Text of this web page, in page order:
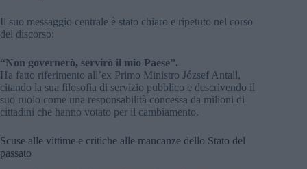
Il suo messaggio centrale è stato chiaro e ripetuto nel corso
del discorso:
“Non governerò, servirò il mio Paese”.
Ha fatto riferimento all’ex Primo Ministro József Antall,
citando la sua filosofia di servizio pubblico e descrivendo il
suo ruolo come una responsabilità concessa da milioni di
cittadini che hanno votato per il cambiamento.
Scuse alle vittime e critiche alle mancanze dello Stato del
passato